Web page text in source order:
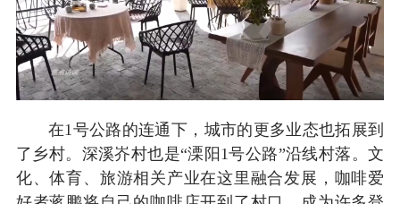
在1号公路的连通下，城市的更多业态也拓展到
了乡村。深溪岕村也是“溧阳1号公路”沿线村落。文
化、体育、旅游相关产业在这里融合发展，咖啡爱